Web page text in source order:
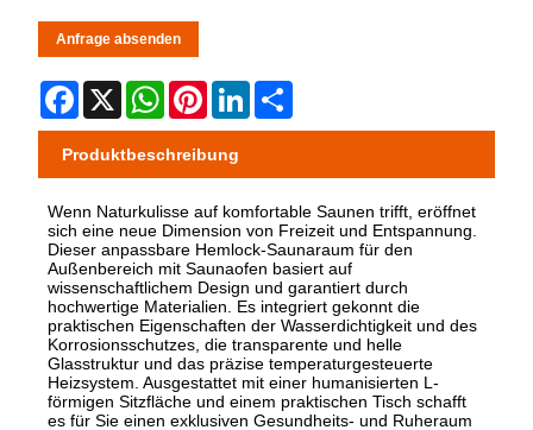
Anfrage absenden
Facebook
X WhatsApp
PinterestLinkedIn
Produktbeschreibung
Wenn Naturkulisse auf komfortable Saunen trifft, eröffnet
sich eine neue Dimension von Freizeit und Entspannung.
Dieser anpassbare Hemlock-Saunaraum für den
Außenbereich mit Saunaofen basiert auf
wissenschaftlichem Design und garantiert durch
hochwertige Materialien. Es integriert gekonnt die
praktischen Eigenschaften der Wasserdichtigkeit und des
Korrosionsschutzes, die transparente und helle
Glasstruktur und das präzise temperaturgesteuerte
Heizsystem. Ausgestattet mit einer humanisierten L-
förmigen Sitzfläche und einem praktischen Tisch schafft
es für Sie einen exklusiven Gesundheits- und Ruheraum